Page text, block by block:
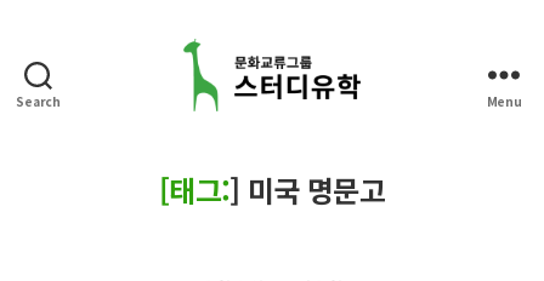
Search
디
유
Menu
[태그:] 미국 명문고